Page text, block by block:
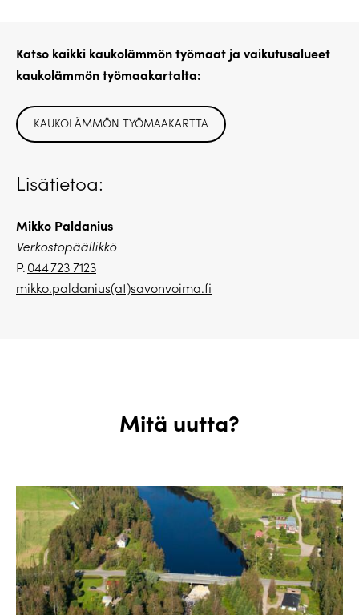
Katso kaikki kaukolämmön työmaat ja vaikutusalueet
kaukolämmön työmaakartalta:
KAUKOLÄMMÖN TYÖMAAKARTTA
Lisätietoa:
Mikko Paldanius
Verkostopäällikkö
P.044 723 7123
mikko.paldanius(at)savonvoima.fi
Mitä uutta?